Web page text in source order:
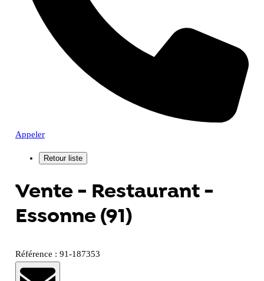
Appeler
Vente - Restaurant -
Essonne (91)
Référence : 91-187353